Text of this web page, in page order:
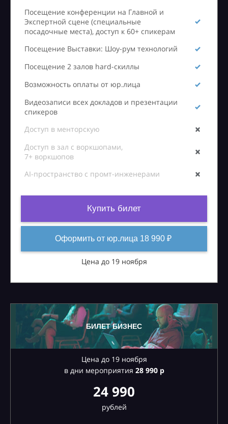
Посещение конференции на Главной и
Экспертной сцене (специальные
посадочные места), доступ к 60+ спикерам
Посещение Выставки: Шоу-рум технологий
Посещение 2 залов hard-скиллы
Возможность оплаты от юр.лица
Видеозаписи всех докладов и презентации
спикеров
Доступ в менторскую
Доступ в зал с воркшопами,
7+ воркшопов
AI-пространство с промт-инженерами
Купить билет
Оформить от юр.лица 18 990 ₽
Цена до 19 ноября
БИЛЕТ БИЗНЕС
Цена до 19 ноября
в дни мероприятия 28990 р
24 990
рублей